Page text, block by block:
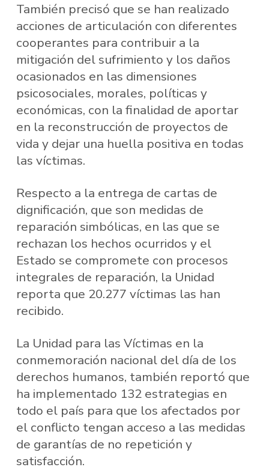
También precisó que se han realizado
acciones de articulación con diferentes
cooperantes para contribuir a la
mitigación del sufrimiento y los daños
ocasionados en las dimensiones
psicosociales, morales, políticas y
económicas, con la finalidad de aportar
en la reconstrucción de proyectos de
vida y dejar una huella positiva en todas
las víctimas.
Respecto a la entrega de cartas de
dignificación, que son medidas de
reparación simbólicas, en las que se
rechazan los hechos ocurridos y el
Estado se compromete con procesos
integrales de reparación, la Unidad
reporta que 20.277 víctimas las han
recibido.
La Unidad para las Víctimas en la
conmemoración nacional del día de los
derechos humanos, también reportó que
ha implementado 132 estrategias en
todo el país para que los afectados por
el conflicto tengan acceso a las medidas
de garantías de no repetición y
satisfacción.